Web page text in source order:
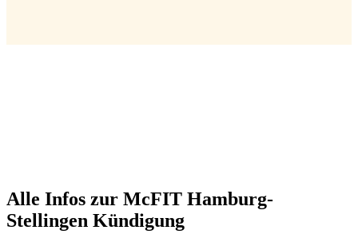
Alle Infos zur McFIT Hamburg-
Stellingen Kündigung